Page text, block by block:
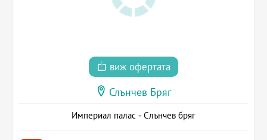
виж офертата
Слънчев Бряг
Империал палас - Слънчев бряг